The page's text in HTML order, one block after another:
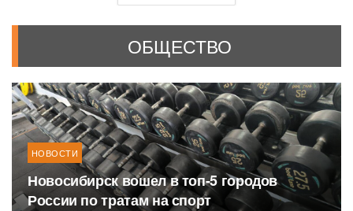
ОБЩЕСТВО
НОВОСТИ
Новосибирск вошел в топ-5 городов
России по тратам на спорт